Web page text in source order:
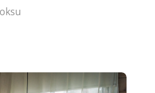
mökit ja elämykset